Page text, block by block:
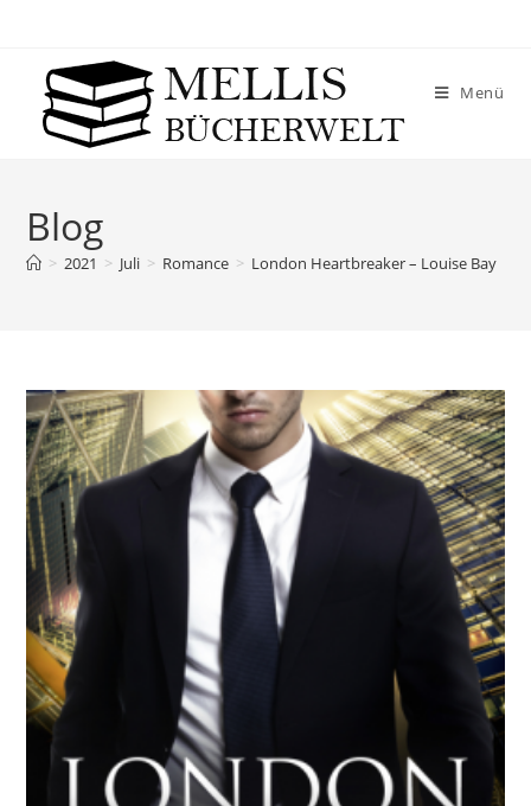
Menü
Blog
> 2021 > Juli > Romance > London Heartbreaker – Louise Bay